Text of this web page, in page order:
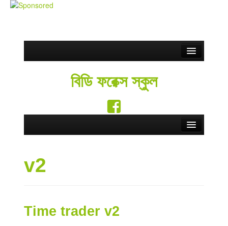
English
বিডি ফরেক্স স্কুল
Forex School
v2
Time trader v2